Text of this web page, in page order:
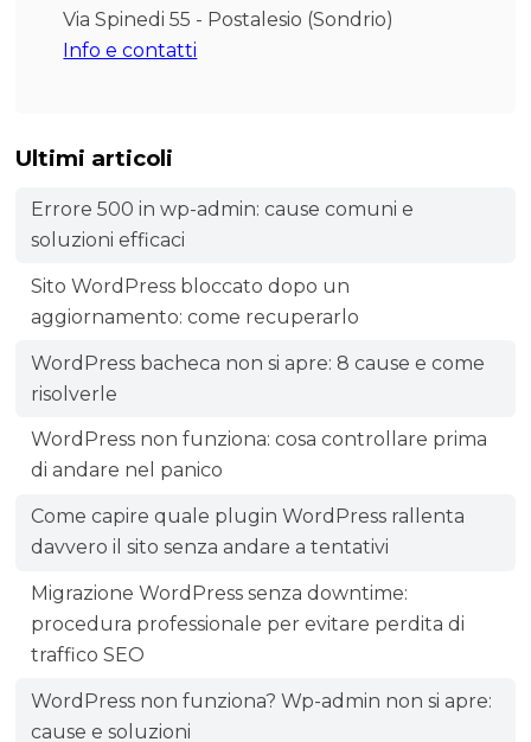
Via Spinedi 55 - Postalesio (Sondrio)
Info e contatti
Ultimi articoli
Errore 500 in wp-admin: cause comuni e
soluzioni efficaci
Sito WordPress bloccato dopo un
aggiornamento: come recuperarlo
WordPress bacheca non si apre: 8 cause e come
risolverle
WordPress non funziona: cosa controllare prima
di andare nel panico
Come capire quale plugin WordPress rallenta
davvero il sito senza andare a tentativi
Migrazione WordPress senza downtime:
procedura professionale per evitare perdita di
traffico SEO
WordPress non funziona? Wp-admin non si apre:
cause e soluzioni